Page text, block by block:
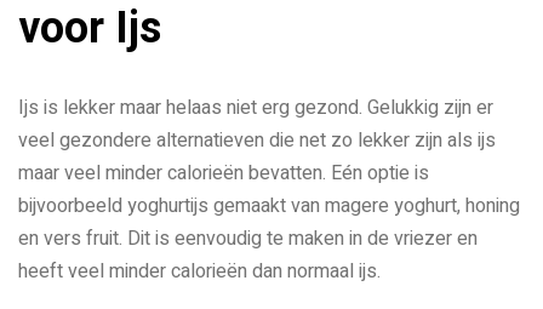
voor Ijs
Ijs is lekker maar helaas niet erg gezond. Gelukkig zijn er
veel gezondere alternatieven die net zo lekker zijn als ijs
maar veel minder calorieën bevatten. Eén optie is
bijvoorbeeld yoghurtijs gemaakt van magere yoghurt, honing
en vers fruit. Dit is eenvoudig te maken in de vriezer en
heeft veel minder calorieën dan normaal ijs.